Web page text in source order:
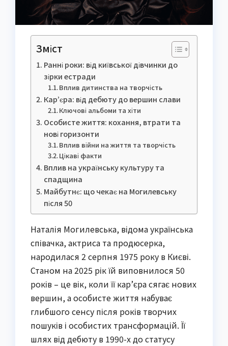
Зміст
Ранні роки: від київської дівчинки до
зірки естради
Вплив дитинства на творчість
Кар’єра: від дебюту до вершин слави
Ключові альбоми та хіти
Особисте життя: кохання, втрати та
нові горизонти
Вплив війни на життя та творчість
Цікаві факти
Вплив на українську культуру та
спадщина
Майбутнє: що чекає на Могилевську
після 50
Наталія Могилевська, відома українська
співачка, актриса та продюсерка,
народилася 2 серпня 1975 року в Києві.
Станом на 2025 рік їй виповнилося 50
років – це вік, коли її кар’єра сягає нових
вершин, а особисте життя набуває
глибшого сенсу після років творчих
пошуків і особистих трансформацій. Її
шлях від дебюту в 1990-х до статусу